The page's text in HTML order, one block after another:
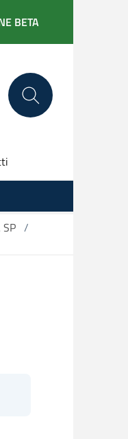
BETA
SP /